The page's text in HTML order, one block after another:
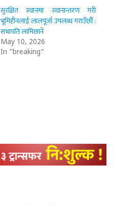
सुरक्षित स्थानमा स्थानान्तरण गरी
भूमिहीनलाई लालपूर्जा उपलब्ध गराउँछौँ :
सभापति लामिछाने
May 10, 2026
In "breaking"